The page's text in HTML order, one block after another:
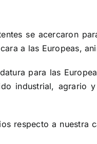
se acercaron
a las Europeas,
para las
industrial,
respecto a